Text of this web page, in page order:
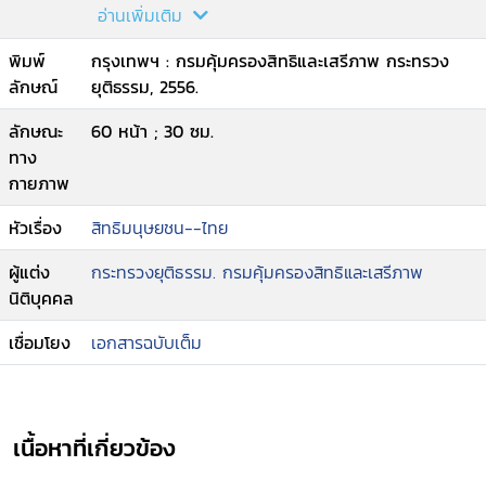
อ่านเพิ่มเติม
พิมพ์
ลักษณ์
กรุงเทพฯ : กรมคุ้มครองสิทธิและเสรีภาพ กระทรวง
ยุติธรรม, 2556.
ลักษณะ
ทาง
กายภาพ
60 หน้า ; 30 ซม.
หัวเรื่อง
สิทธิมนุษยชน--ไทย
ผู้แต่ง
นิติบุคคล
กระทรวงยุติธรรม. กรมคุ้มครองสิทธิและเสรีภาพ
เชื่อมโยง เอกสารฉบับเต็ม
เนื้อหาที่เกี่ยวข้อง